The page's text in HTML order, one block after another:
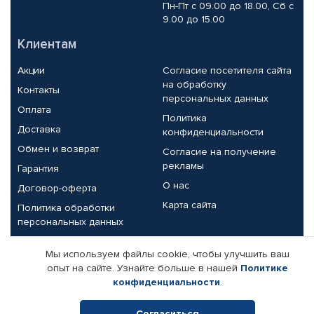
Пн-Пт с 09.00 до 18.00, Сб с
9.00 до 15.00
Клиентам
Акции
Контакты
Оплата
Доставка
Обмен и возврат
Гарантия
Договор-оферта
Политика обработки
персональных данных
Согласие посетителя сайта
на обработку
персональных данных
Политика
конфиденциальности
Согласие на получение
рекламы
О нас
Карта сайта
Партнерам
Корпоративным клиентам
Поставщикам
Реквизиты компании
Мы используем файлы cookie, чтобы улучшить ваш
опыт на сайте. Узнайте больше в нашей Политике
конфиденциальности.